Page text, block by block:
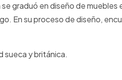
graduó en diseño de
En su proceso de diseño,
sueca y británica.